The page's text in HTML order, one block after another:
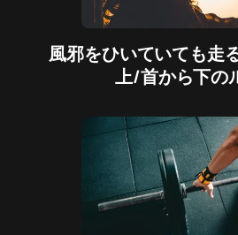
風邪をひいていても走
上/首から下の